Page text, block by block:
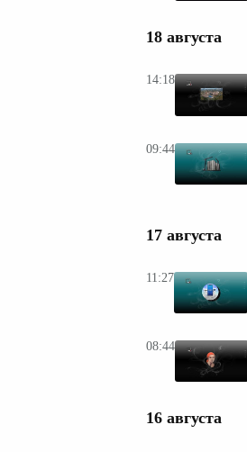
18 августа
14:18
09:44
17 августа
11:27
08:44
16 августа